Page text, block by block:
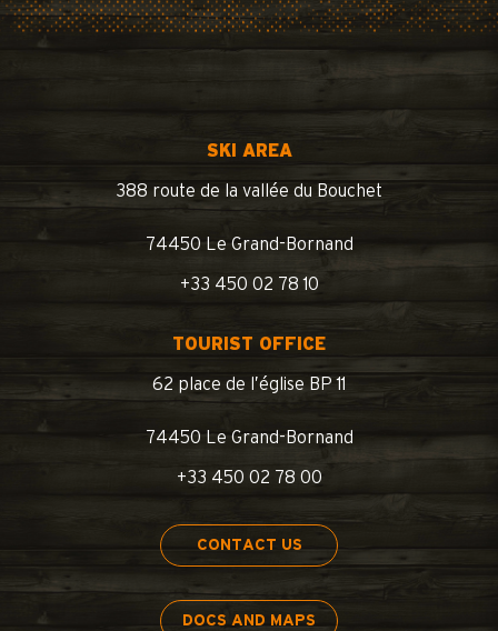
SKI AREA
388 route de la vallée du Bouchet
74450 Le Grand-Bornand
+33 450 02 78 10
TOURIST OFFICE
62 place de l’église BP 11
74450 Le Grand-Bornand
+33 450 02 78 00
CONTACT US
DOCS AND MAPS